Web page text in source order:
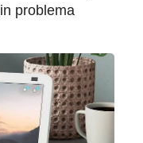
problema